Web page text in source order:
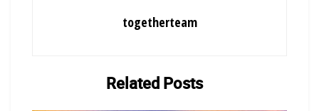
togetherteam
RelatedPosts